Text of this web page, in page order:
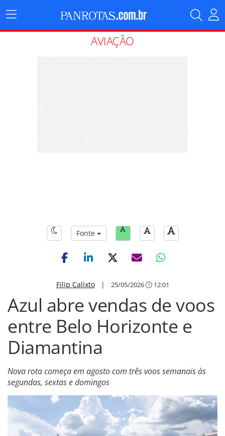
Menu
Principal
AVIAÇÃO
Fonte
Filip Calixto| 25/05/2026 12:01
Azul abre vendas de voos
entre Belo Horizonte e
Diamantina
Nova rota começa em agosto com três voos semanais às
segundas, sextas e domingos